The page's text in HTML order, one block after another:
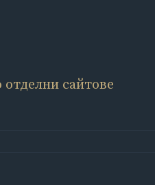
отделни сайтове